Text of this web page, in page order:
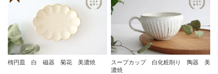
楕円皿 白 磁器 菊花 美濃焼
スープカップ 白化粧削り 陶器 美
濃焼